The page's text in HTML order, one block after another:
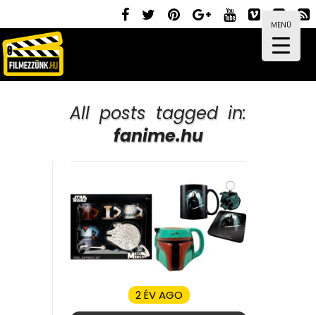
MENÜ
All posts tagged in:
fanime.hu
2 ÉV AGO